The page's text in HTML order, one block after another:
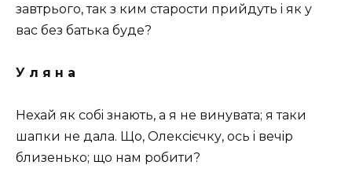
завтрього, так з ким старости прийдуть i як у
вас без батька буде?
У л я н а
Нехай як собi знають, а я не винувата; я таки
шапки не дала. Що, Олексiєчку, ось i вечiр
близенько; що нам робити?